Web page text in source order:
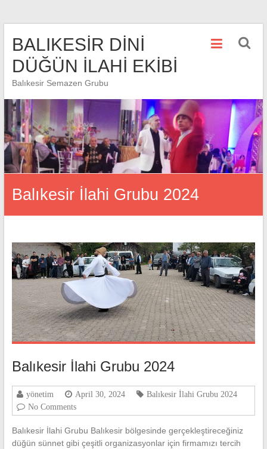
BALIKESİR DİNİ
DÜĞÜN İLAHİ EKİBİ
Balıkesir Semazen Grubu
Balıkesir İlahi Grubu 2024
Balıkesir İlahi Grubu 2024
yönetim April 30, 2024
Balıkesir İlahi Grubu 2024
No Comments
Balıkesir İlahi Grubu Balıkesir bölgesinde gerçekleştireceğiniz
düğün sünnet gibi çeşitli organizasyonlar için firmamızı tercih